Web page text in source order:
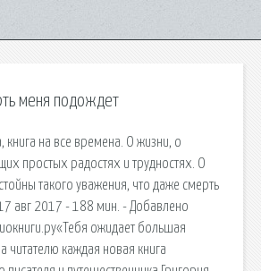
меня подождет
книга на все времена. О жизни, о
простых радостях и трудностях. О
такого уважения, что даже смерть
авг 2017 - 188 мин. - Добавлено
ожидает большая
читателю каждая новая книга